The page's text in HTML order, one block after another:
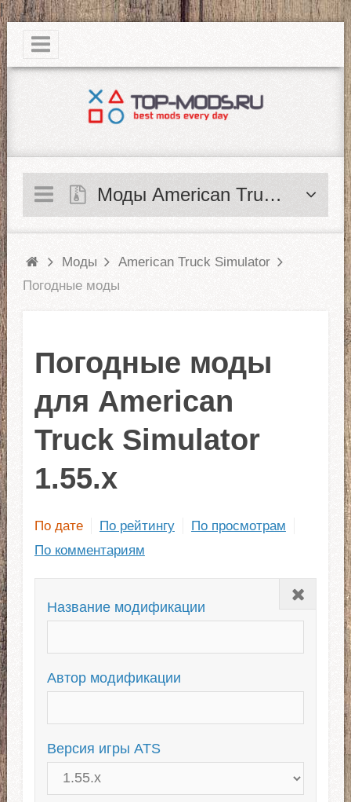
|
Моды American Truck Simulator
Моды
American Truck Simulator
Погодные моды
Погодные моды
для American
Truck Simulator
1.55.x
По дате По рейтингу
По просмотрам
По комментариям
Закрыть
Название модификации
Автор модификации
Версия игры ATS